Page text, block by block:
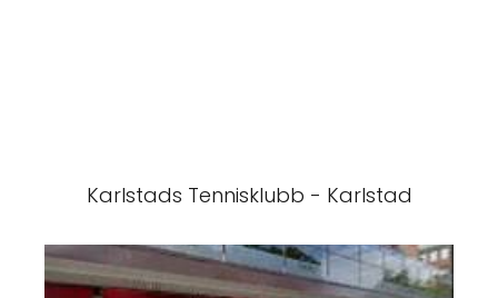
Karlstads Tennisklubb - Karlstad